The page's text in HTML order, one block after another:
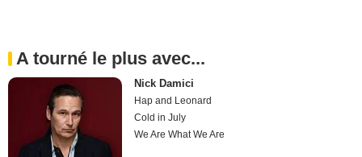
A tourné le plus avec...
Nick Damici
Hap and Leonard
Cold in July
We Are What We Are